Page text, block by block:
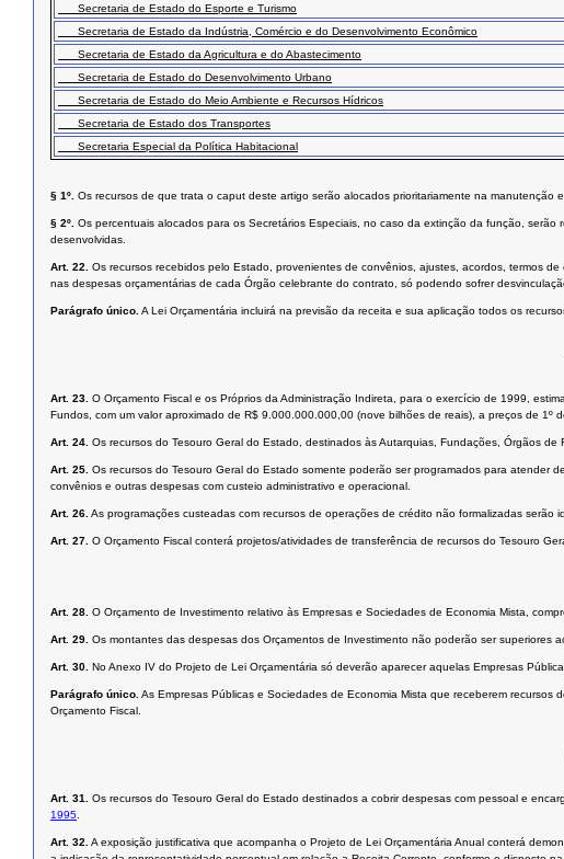
Secretaria de Estado do Esporte e Turismo
Secretaria de Estado da Indústria, Comércio e do Desenvolvimento Econômico
Secretaria de Estado da Agricultura e do Abastecimento
Secretaria de Estado do Desenvolvimento Urbano
Secretaria de Estado do Meio Ambiente e Recursos Hídricos
Secretaria de Estado dos Transportes
Secretaria Especial da Política Habitacional
§ 1º. Os recursos de que trata o caput deste artigo serão alocados prioritariamente na
§ 2º. Os percentuais alocados para os Secretários Especiais, no caso da extinção da função,
desenvolvidas.
Art. 22.
Os recursos recebidos pelo Estado, provenientes de convênios, ajustes, acordos, termos
nas despesas orçamentárias de cada Órgão celebrante do contrato, só podendo sofrer
Parágrafo único. A Lei Orçamentária incluirá na previsão da receita e sua aplicação todos os
Art. 23. O Orçamento Fiscal e os Próprios da Administração Indireta, para o exercício de 1999,
Fundos, com um valor aproximado de R$ 9.000.000.000,00 (nove bilhões de reais), a preços de 1º
Art. 24. Os recursos do Tesouro Geral do Estado, destinados às Autarquias, Fundações, Órgãos
Art. 25. Os recursos do Tesouro Geral do Estado somente poderão ser programados para atender
convênios e outras despesas com custeio administrativo e operacional.
Art. 26. As programações custeadas com recursos de operações de crédito não formalizadas
Art. 27. O Orçamento Fiscal conterá projetos/atividades de transferência de recursos do Tesouro
Art. 28. O Orçamento de Investimento relativo às Empresas e Sociedades de Economia Mista,
Art. 29. Os montantes das despesas dos Orçamentos de Investimento não poderão ser superiores
Art. 30. No Anexo IV do Projeto de Lei Orçamentária só deverão aparecer aquelas Empresas
Parágrafo único. As Empresas Públicas e Sociedades de Economia Mista que receberem
Orçamento Fiscal.
Art. 31. Os recursos do Tesouro Geral do Estado destinados a cobrir despesas com pessoal e
1995
Art. 32. A exposição justificativa que acompanha o Projeto de Lei Orçamentária Anual conterá